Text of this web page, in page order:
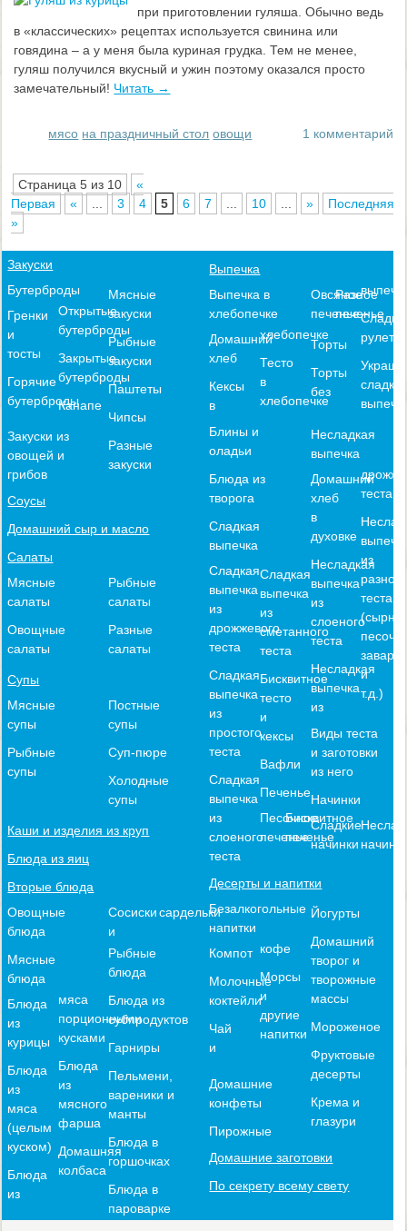
при приготовлении гуляша. Обычно ведь
в «классических» рецептах используется свинина или
говядина – а у меня была куриная грудка. Тем не менее,
гуляш получился вкусный и ужин поэтому оказался просто
замечательный! Читать →
мясо на праздничный стол овощи 1 комментарий
Страница 5 из 10
«
Первая
« 3 4 5 6 7 10 »
Последняя
»
Закуски
Бутерброды
Гренки
и
тосты
Горячие
бутерброды
Открытые
бутерброды
Закрытые
бутерброды
Канапе
Закуски из
овощей и
грибов
Мясные
закуски
Рыбные
закуски
Паштеты
Чипсы
Разные
закуски
Соусы
Домашний сыр и масло
Салаты
Мясные
салаты
Овощные
салаты
Рыбные
салаты
Разные
салаты
Супы
Мясные
супы
Рыбные
супы
Постные
супы
Суп-пюре
Холодные
супы
Каши и изделия из круп
Блюда из яиц
Вторые блюда
Овощные
блюда
Мясные
блюда
Блюда
из
курицы
Блюда
из
мяса
(целым
куском)
Блюда
из
мяса
порционными
кусками
Блюда
из
мясного
фарша
Домашняя
колбаса
Сосиски
и
сардельки
Рыбные
блюда
Блюда из
субпродуктов
Гарниры
Пельмени,
вареники и
манты
Блюда в
горшочках
Блюда в
пароварке
Выпечка
Выпечка в
хлебопечке
Домашний
хлеб
Кексы
в
хлебопечке
Тесто
в
хлебопечке
Блины и
оладьи
Блюда из
творога
Сладкая
выпечка
Сладкая
выпечка
из
дрожжевого
теста
Сладкая
выпечка
из
простого
теста
Сладкая
выпечка
из
слоеного
теста
Сладкая
выпечка
из
сметанного
теста
Бисквитное
тесто
и
кексы
Вафли
Печенье
Песочное
печенье
Бисквитное
печенье
Овсяное
печенье
Разное
печенье
Торты
Торты
без
рулеты
Несладкая
выпечка
Домашний
хлеб
в
духовке
Несладкая
выпечка
из
слоеного
теста
Несладкая
выпечка
из
теста
из
разного
теста
и
т.д.)
Виды теста
и заготовки
из него
Начинки
Сладкие
начинки
Десерты и напитки
Безалкогольные
напитки
Компот
Молочные
коктейли
Чай
и
кофе
Морсы
и
другие
напитки
Домашние
конфеты
Пирожные
Йогурты
Домашний
творог и
творожные
массы
Мороженое
Фруктовые
десерты
Крема и
глазури
Домашние заготовки
По секрету всему свету